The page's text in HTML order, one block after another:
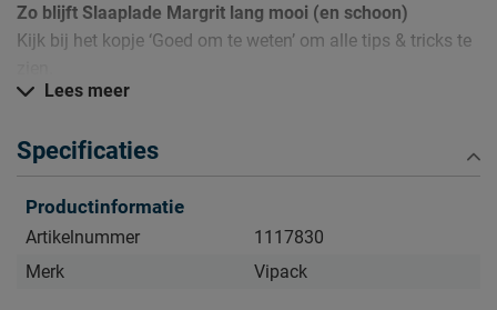
Zo blijft Slaaplade Margrit lang mooi (en schoon)
Kijk bij het kopje ‘Goed om te weten’ om alle tips & tricks te
Lees meer
Specificaties
Productinformatie
Artikelnummer
1117830
Merk
Vipack